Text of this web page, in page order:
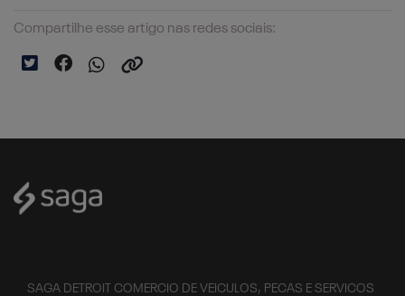
Compartilhe esse artigo nas redes sociais:
SAGA DETROIT COMERCIO DE VEICULOS, PECAS E SERVICOS